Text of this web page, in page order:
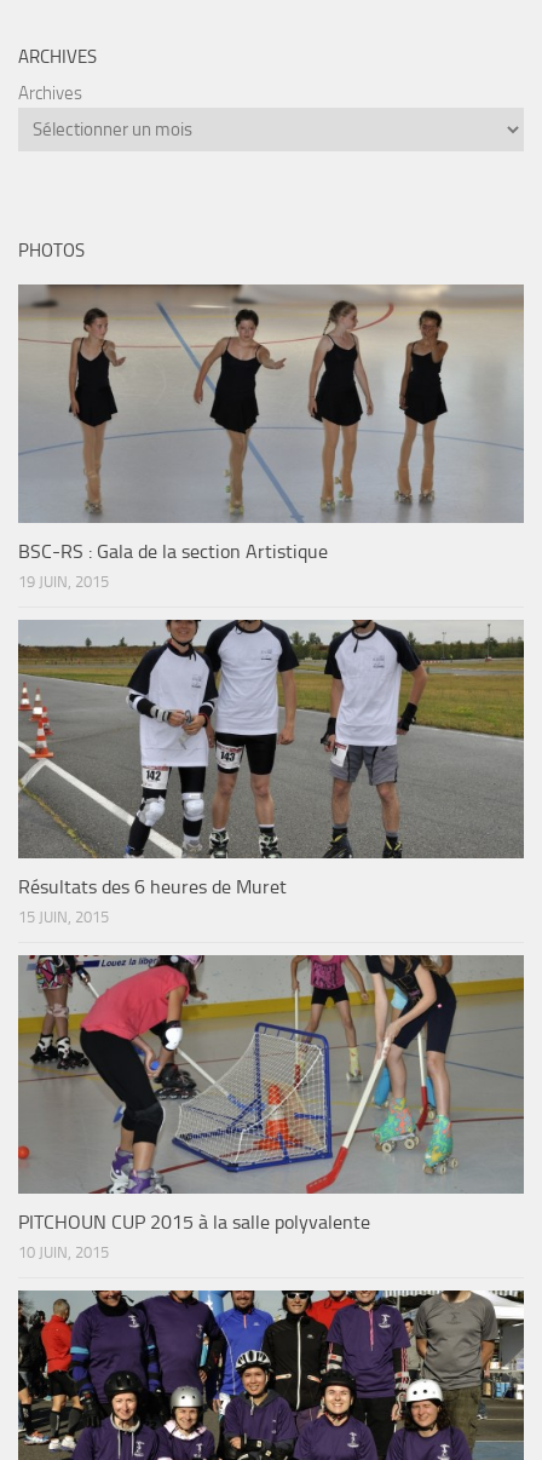
ARCHIVES
Archives
PHOTOS
BSC-RS : Gala de la section Artistique
19 JUIN, 2015
Résultats des 6 heures de Muret
15 JUIN, 2015
PITCHOUN CUP 2015 à la salle polyvalente
10 JUIN, 2015